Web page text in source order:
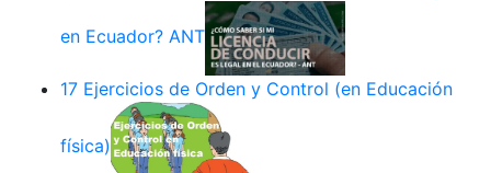
en Ecuador? ANT
17 Ejercicios de Orden y Control (en Educación
física)